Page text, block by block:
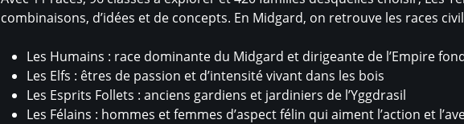
combinaisons, d’idées et de concepts. En Midgard, on retrouve les races
Les Humains : race dominante du Midgard et dirigeante de l’Empire
Les Elfs : êtres de passion et d’intensité vivant dans les bois
Les Esprits Follets : anciens gardiens et jardiniers de l’Yggdrasil
Les Félains : hommes et femmes d’aspect félin qui aiment l’action et